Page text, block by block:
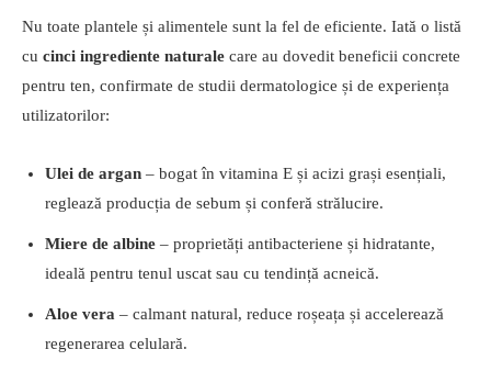
Nu toate plantele și alimentele sunt la fel de eficiente. Iată o listă
cu cinci ingrediente naturale care au dovedit beneficii concrete
pentru ten, confirmate de studii dermatologice și de experiența
utilizatorilor:
Ulei de argan – bogat în vitamina E și acizi grași esențiali,
reglează producția de sebum și conferă strălucire.
Miere de albine – proprietăți antibacteriene și hidratante,
ideală pentru tenul uscat sau cu tendință acneică.
Aloe vera – calmant natural, reduce roșeața și accelerează
regenerarea celulară.